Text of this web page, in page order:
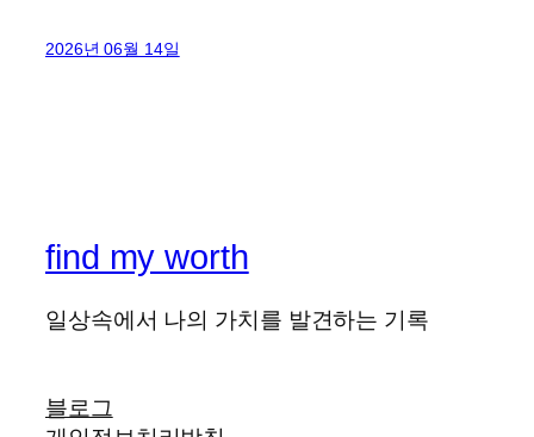
2026년 06월 14일
find my worth
일상속에서 나의 가치를 발견하는 기록
블로그